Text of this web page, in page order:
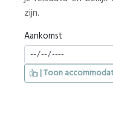
zijn.
Aankomst
| Toon